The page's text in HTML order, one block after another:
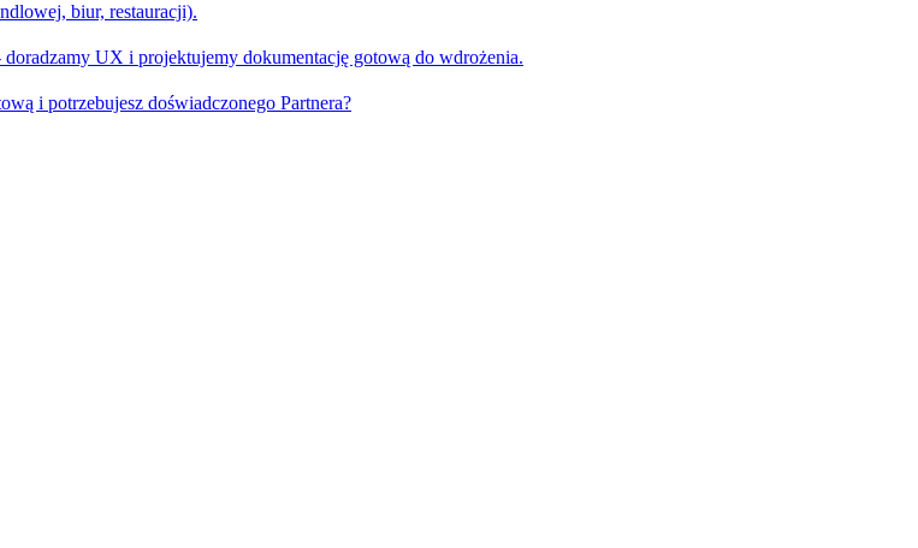
biur, restauracji).
UX i projektujemy dokumentację gotową do wdrożenia.
i potrzebujesz doświadczonego Partnera?